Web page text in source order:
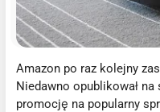
Amazon po raz kolejny
Niedawno opublikował
promocję na popularny